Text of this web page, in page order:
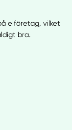
elföretag, vilket
bra.